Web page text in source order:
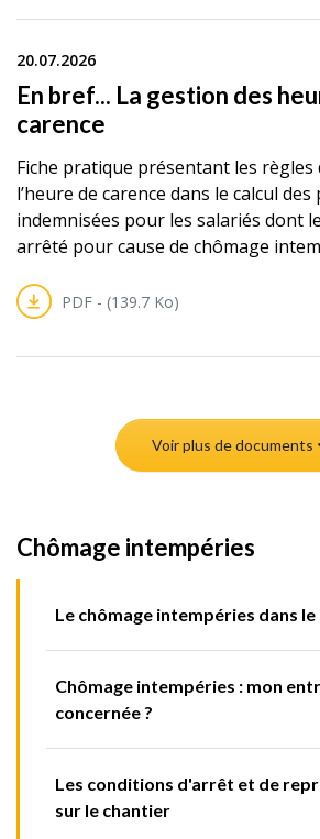
20.07.2026
En bref... La gestion des
carence
Fiche pratique présentant les règles
l’heure de carence dans le calcul des
indemnisées pour les salariés dont
arrêté pour cause de chômage
PDF - (139.7 Ko)
Voir plus de documents
Chômage intempéries
Le chômage intempéries dans le
Chômage intempéries : mon
concernée ?
Les conditions d'arrêt et de
sur le chantier